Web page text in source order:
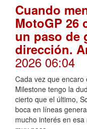
Cuando
MotoGP 26
un paso de
dirección.
2026 06:04
Cada vez que
Milestone tengo la
cierto que el último,
boca en líneas
mucho interés en